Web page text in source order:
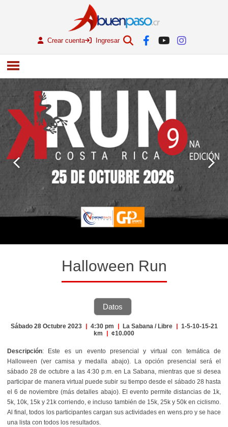
Crear cuenta Ingresar
Halloween Run
Datos
Sábado 28 Octubre 2023 | 4:30 pm | La Sabana / Libre | 1-5-10-15-21
km
| ¢10.000
Descripción: Este es un evento presencial y virtual con temática de
Halloween (ver camisa y medalla abajo). La opción presencial será el
sábado 28 de octubre a las 4:30 p.m. en La Sabana, mientras que si desea
participar de manera virtual puede subir su tiempo desde el sábado 28 hasta
el 6 de noviembre (más detalles abajo). El evento permite distancias de 1k,
5k, 10k, 15k y 21k corriendo, e incluso también de 15k, 25k y 50k en ciclismo.
Al final, todos los participantes cargan sus actividades en wens.pro y se hace
una lista con todos los resultados.